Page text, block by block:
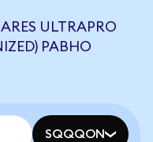
ULTRAPRO
РАВНО
SQQQON